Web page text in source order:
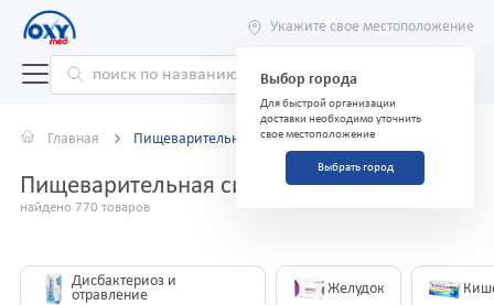
Укажите свое местоположение
Выбор города
Для быстрой организации
доставки необходимо уточнить
свое местоположение
Выбрать город
Главная Пищеварительная система
Пищеварительная система
найдено 770 товаров
Дисбактериоз и
отравление
Желудок